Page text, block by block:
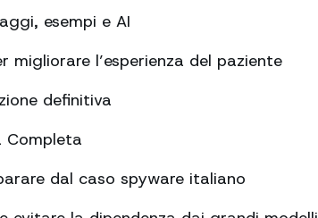
esempi e AI
l’esperienza del paziente
definitiva
Completa
dal caso spyware italiano